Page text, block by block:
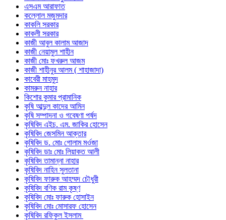
এসএম আরাফাত
কল্লোল মজুমদার
কাকলি সরকার
কাকলী সরকার
কাজী আবুল কালাম আজাদ
কাজী নেয়ামুল শাহীন
কাজী মোঃ ফখরুল আজম
কাজী শাহীনুর আলম ( শাহাজাদা)
কাবেরী মাহমুদ
কামরুন নাহার
কিশোর কুমার প্রামানিক
কৃষি আব্দুল কাদের আমিন
কৃষি সম্পাদনা ও গবেষণা পর্ষদ
কৃষিবিদ এইচ. এম. জাকির হোসেন
কৃষিবিদ জেসমিন আক্তার
কৃষিবিদ ড. মোঃ গোলাম মর্ওজা
কৃষিবিদ ডাঃ মোঃ লিয়াকত আলী
কৃষিবিদ তামান্না নাহার
কৃষিবিদ নাহিন সুলতানা
কৃষিবিদ ফারুক আহম্মদ চৌধুরী
কৃষিবিদ বণিক রাম কৃষ্ণ
কৃষিবিদ মোঃ ফারুক হোসাইন
কৃষিবিদ মোঃ মোসারফ হোসেন
কৃষিবিদ রফিকুল ইসলাম